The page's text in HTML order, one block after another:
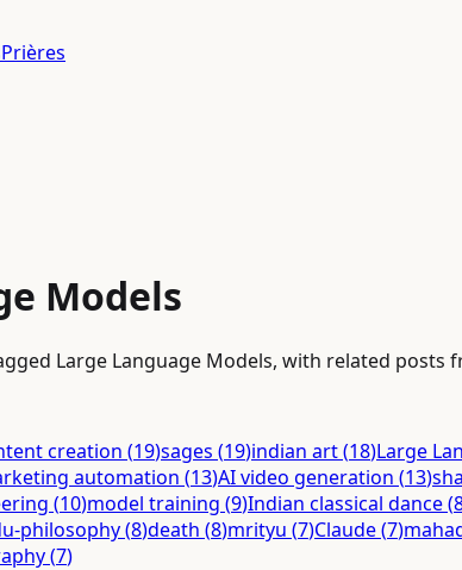
Prières
Models
Large Language Models, with related
creation (19)sages (19)indian art(18)Large
automation (13)AI video generation (13)
(10)model training (9)Indian classical dance(
philosophy(8)death (8)mrityu (7)Claude(7)
(7)